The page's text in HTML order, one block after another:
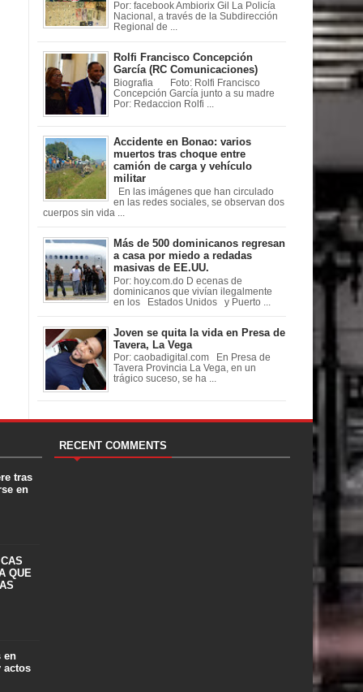
Por: facebook Ambiorix Gil La Policía
Nacional, a través de la Subdirección
Regional de ...
Rolfi Francisco Concepción
García (RC Comunicaciones)
Biografia Foto: Rolfi Francisco
Concepción García junto a su madre
Por: Redaccion Rolfi ...
Accidente en Bonao: varios
muertos tras choque entre
camión de carga y vehículo
militar
En las imágenes que han circulado
en las redes sociales, se observan dos
cuerpos sin vida ...
Más de 500 dominicanos regresan
a casa por miedo a redadas
masivas de EE.UU.
Por: hoy.com.do D ecenas de
dominicanos que vivían ilegalmente
en los Estados Unidos y Puerto ...
Joven se quita la vida en Presa de
Tavera, La Vega
Por: caobadigital.com En Presa de
Tavera Provincia La Vega, en un
trágico suceso, se ha ...
tras
en
QUE
en
actos
RECENT COMMENTS